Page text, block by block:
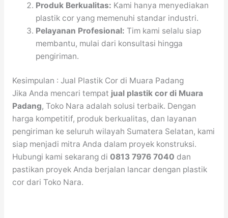
Produk Berkualitas: Kami hanya menyediakan
plastik cor yang memenuhi standar industri.
Pelayanan Profesional: Tim kami selalu siap
membantu, mulai dari konsultasi hingga
pengiriman.
Kesimpulan : Jual Plastik Cor di Muara Padang
Jika Anda mencari tempat jual plastik cor di Muara
Padang, Toko Nara adalah solusi terbaik. Dengan
harga kompetitif, produk berkualitas, dan layanan
pengiriman ke seluruh wilayah Sumatera Selatan, kami
siap menjadi mitra Anda dalam proyek konstruksi.
Hubungi kami sekarang di 0813 7976 7040 dan
pastikan proyek Anda berjalan lancar dengan plastik
cor dari Toko Nara.